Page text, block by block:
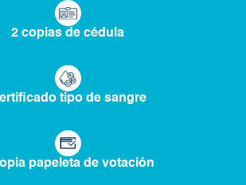
2 copias de cédula
tipo de sangre
papeleta de votación